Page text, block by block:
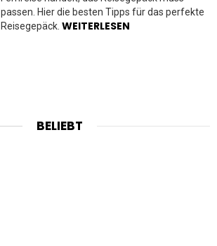
passen. Hier die besten Tipps für das perfekte
Reisegepäck. WEITERLESEN
BELIEBT